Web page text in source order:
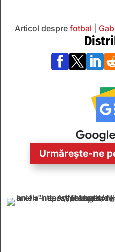
Articol despre fotbal
  
Urmărește-ne